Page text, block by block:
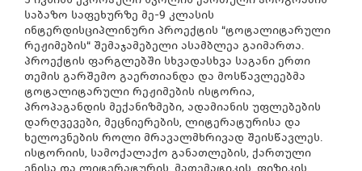
საბაზო საფეხურზე მე-9 კლასის
ინტერდისციპლინური პროექტის “ტოტალიტარული
რეჟიმების“ შემაჯამებელი ასამბლეა გაიმართა.
პროექტის ფარგლებში სხვადასხვა საგანი ერთი
თემის გარშემო გაერთიანდა და მოსწავლეებმა
ტოტალიტარული რეჟიმების ისტორია,
პროპაგანდის მექანიზმები, ადამიანის უფლებების
დარღვევები, მეცნიერების, ლიტერატურისა და
ხელოვნების როლი მრავალმხრივად შეისწავლეს.
ისტორიის, სამოქალაქო განათლების, ქართული
ენისა და ლიტერატურის, მათემატიკის, ფიზიკის,